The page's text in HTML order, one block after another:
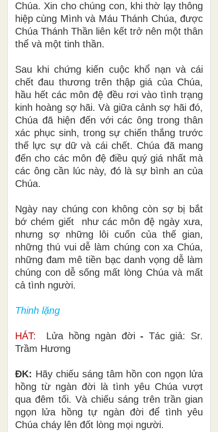
Chúa. Xin cho chúng con, khi thờ lạy thông
hiệp cùng Mình và Máu Thánh Chúa, được
Chúa Thánh Thần liên kết trở nên một thân
thể và một tinh thần.
Sau khi chứng kiến cuộc khổ nạn và cái
chết đau thương trên thập giá của Chúa,
hầu hết các môn đệ đều rơi vào tình trạng
kinh hoàng sợ hãi. Và giữa cảnh sợ hãi đó,
Chúa đã hiện đến với các ông trong thân
xác phục sinh, trong sự chiến thắng trước
thế lực sự dữ và cái chết. Chúa đã mang
đến cho các môn đệ điều quý giá nhất mà
các ông cần lúc này, đó là sự bình an của
Chúa.
Ngày nay chúng con không còn sợ bị bắt
bớ chém giết
như các môn đệ ngày xưa,
nhưng sợ những lôi cuốn của thế gian,
những thú vui dễ làm chúng con xa Chúa,
những đam mê tiền bạc danh vọng dễ làm
chúng con dễ sống mất lòng Chúavà mất
cả tình người.
Thinh lặng
HÁT: Lửa hồng ngàn đời- Tác giả: Sr.
Trầm Hương
ÐK: Hãy chiếu sáng tâm hồn con ngọn lửa
hồng từ ngàn đời là tình yêu Chúa vượt
qua đêm tối. Và chiếu sáng trên trần gian
ngọn lửa hồng tự ngàn đời để tình yêu
Chúa cháy lên đốt lòng mọi người.